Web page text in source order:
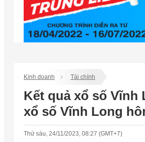
Kinh doanh Tài chính
Kết quả xổ số Vĩnh
xổ số Vĩnh Long
Thứ sáu, 24/11/2023, 08:27 (GMT+7)